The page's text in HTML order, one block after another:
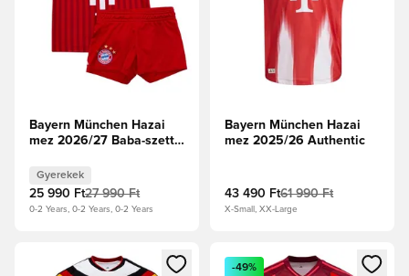
Bayern München Hazai
mez 2026/27 Baba-szett
Gyerekek
25 990 Ft27 990 Ft
0-2 Years, 0-2 Years, 0-2 Years
Bayern München Hazai
mez 2025/26 Authentic
43 490 Ft61 990 Ft
X-Small, XX-Large
Megnyit egy modált a bejelentkezéshez vagy a tagként
Megnyit egy modált a
-49%